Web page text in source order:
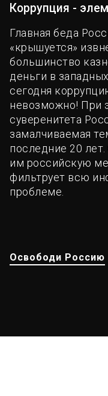
Коррупция -
Главная беда
«крышуется»
большинство
деньги в
сегодня
невозможно! При
суверенитета
замалчиваемая
последние 20
им российскую
фильтрует всю
проблеме.
Освободи Россию